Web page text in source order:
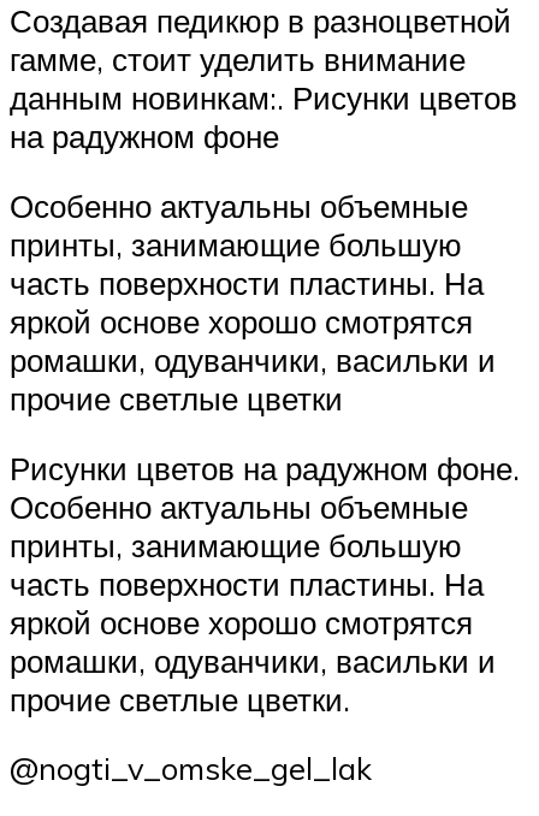
Создавая педикюр в разноцветной
гамме, стоит уделить внимание
данным новинкам:. Рисунки цветов
на радужном фоне
Особенно актуальны объемные
принты, занимающие большую
часть поверхности пластины. На
яркой основе хорошо смотрятся
ромашки, одуванчики, васильки и
прочие светлые цветки
Рисунки цветов на радужном фоне.
Особенно актуальны объемные
принты, занимающие большую
часть поверхности пластины. На
яркой основе хорошо смотрятся
ромашки, одуванчики, васильки и
прочие светлые цветки.
@nogti_v_omske_gel_lak